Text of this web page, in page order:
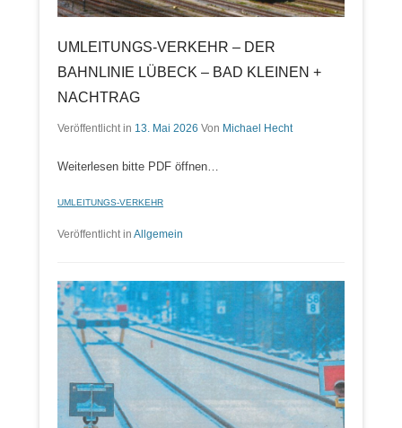
UMLEITUNGS-VERKEHR – DER
BAHNLINIE LÜBECK – BAD KLEINEN +
NACHTRAG
Veröffentlicht in 13. Mai 2026 Von Michael Hecht
Weiterlesen bitte PDF öffnen…
UMLEITUNGS-VERKEHR
Veröffentlicht in Allgemein